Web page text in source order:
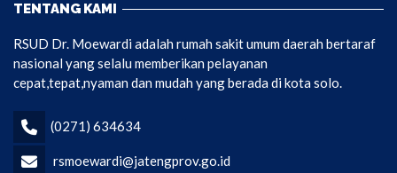
TENTANG KAMI
RSUD Dr. Moewardi adalah rumah sakit umum daerah bertaraf
nasional yang selalu memberikan pelayanan
cepat,tepat,nyaman dan mudah yang berada di kota solo.
(0271) 634634
rsmoewardi@jatengprov.go.id